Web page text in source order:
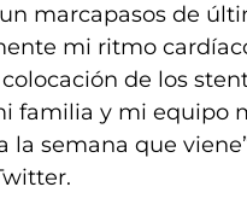
marcapasos de
mi ritmo
de los
familia y mi equipo
la semana que